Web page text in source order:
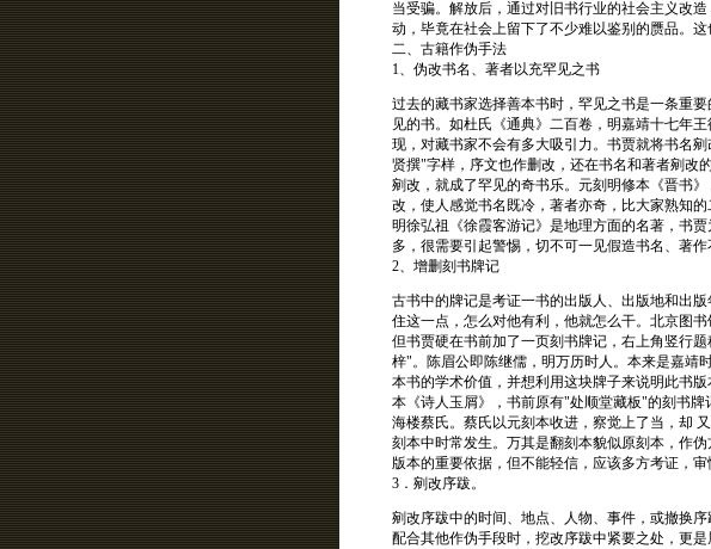
当受骗。解放后，通过对旧书行业的社会主义改
动，毕竟在社会上留下了不少难以鉴别的赝品。
二、古籍作伪手法
1、伪改书名、著者以充罕见之书
过去的藏书家选择善本书时，罕见之书是一条重
见的书。如杜氏《通典》二百卷，明嘉靖十七年
现，对藏书家不会有多大吸引力。书贾就将书名
贤撰"字样，序文也作删改，还在书名和著者剜改
剜改，就成了罕见的奇书乐。元刻明修本《晋书
改，使人感觉书名既冷，著者亦奇，比大家熟知
明徐弘祖《徐霞客游记》是地理方面的名著，书
多，很需要引起警惕，切不可一见假造书名、著
2、增删刻书牌记
古书中的牌记是考证一书的出版人、出版地和出
住这一点，怎么对他有利，他就怎么干。北京图
但书贾硬在书前加了一页刻书牌记，右上角竖行
梓"。陈眉公即陈继儒，明万历时人。本来是嘉靖
本书的学术价值，并想利用这块牌子来说明此书
本《诗人玉屑》，书前原有"处顺堂藏板"的刻书
海楼蔡氏。蔡氏以元刻本收进，察觉上了当，却
刻本中时常发生。万其是翻刻本貌似原刻本，作
版本的重要依据，但不能轻信，应该多方考证，审
3．剜改序跋。
剜改序跋中的时间、地点、人物、事件，或撤换
配合其他作伪手段时，挖改序跋中紧要之处，更